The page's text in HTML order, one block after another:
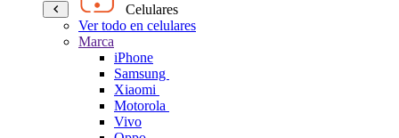
Celulares
Ver todo en celulares
Marca
iPhone
Samsung
Xiaomi
Motorola
Vivo